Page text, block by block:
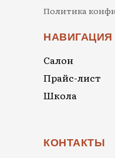
Политика
НАВИГАЦИЯ
Салон
Прайс-лист
Школа
КОНТАКТЫ